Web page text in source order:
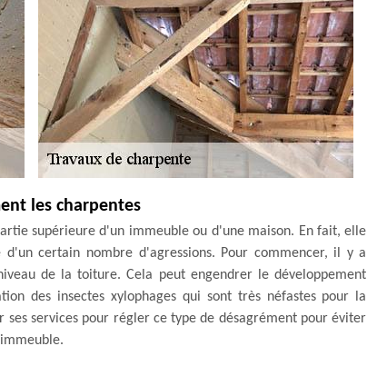
les charpentes
supérieure d'un immeuble ou d'une maison. En fait, elle
certain nombre d'agressions. Pour commencer, il y a
de la toiture. Cela peut engendrer le développement
des insectes xylophages qui sont très néfastes pour la
services pour régler ce type de désagrément pour éviter